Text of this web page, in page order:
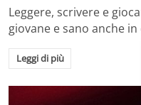
Leggere, scrivere e
giovane e sano anche
Leggi di più